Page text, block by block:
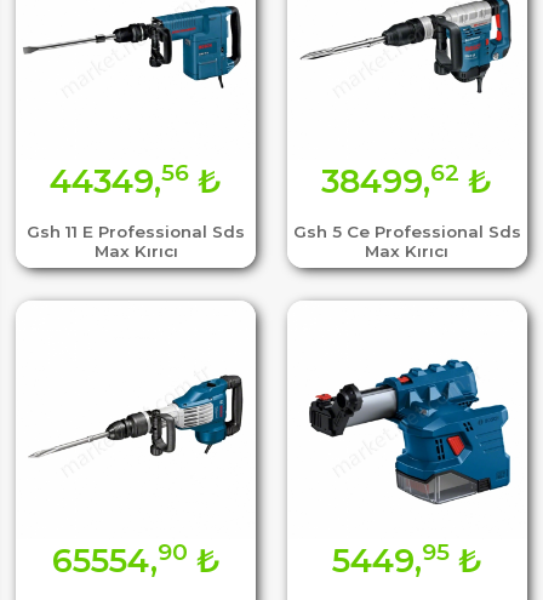
Gsh 11 E Professional Sds
Max Kırıcı
44349,56 ₺
Gsh 5 Ce Professional Sds
Max Kırıcı
38499,62 ₺
65554,90 ₺ 5449,95₺